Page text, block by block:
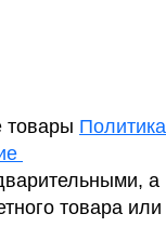
товары
а
товара или